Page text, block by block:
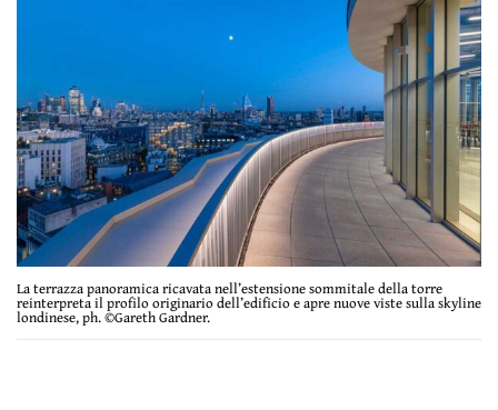
La terrazza panoramica ricavata nell’estensione sommitale della torre
reinterpreta il profilo originario dell’edificio e apre nuove viste sulla skyline
londinese, ph. ©Gareth Gardner.